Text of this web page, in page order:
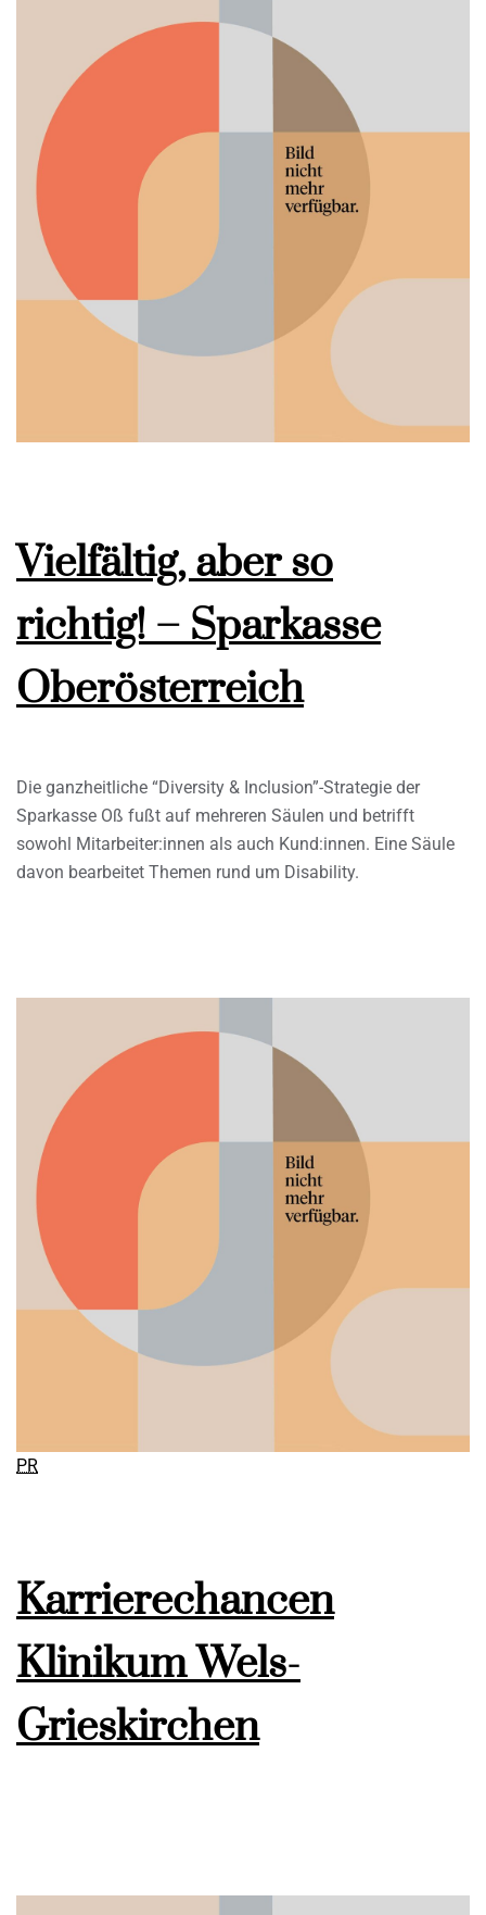
Vielfältig, aber so
richtig! – Sparkasse
Oberösterreich
Die ganzheitliche “Diversity & Inclusion”-Strategie der
Sparkasse Oß fußt auf mehreren Säulen und betrifft
sowohl Mitarbeiter:innen als auch Kund:innen. Eine Säule
davon bearbeitet Themen rund um Disability.
PR
Karrierechancen
Klinikum Wels-
Grieskirchen